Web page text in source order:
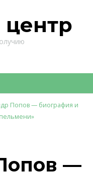
Попов — биография и
—